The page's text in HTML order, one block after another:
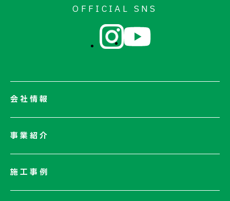
OFFICIAL SNS
会社情報
会社情報一覧
事業紹介
施工事例